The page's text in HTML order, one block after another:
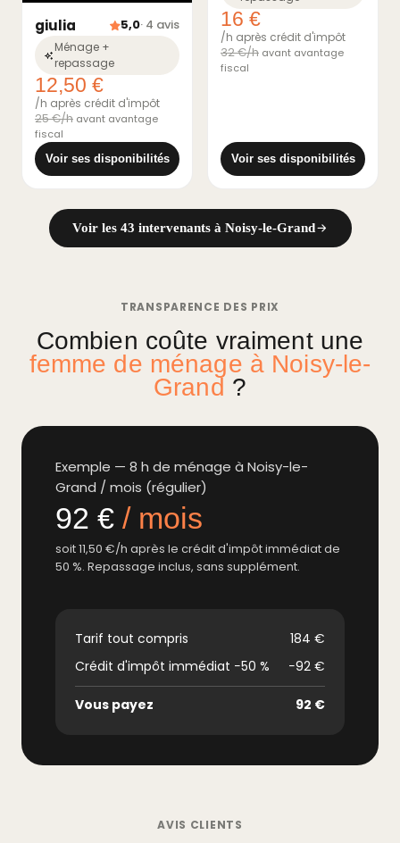
giulia 5,0· 4 avis
Ménage +
repassage
12,50 €
/h après crédit d'impôt
25 €/h avant avantage
fiscal
Voir ses disponibilités
16 €
/h après crédit d'impôt
32 €/h avant avantage
fiscal
Voir ses disponibilités
Voir les 43 intervenants à Noisy-le-Grand
TRANSPARENCE DES PRIX
Combien coûte vraiment une
femme de ménage à Noisy-le-
Grand ?
Exemple — 8 h de ménage à Noisy-le-
Grand / mois (régulier)
92 € / mois
soit 11,50 €/h après le crédit d'impôt immédiat de
50 %. Repassage inclus, sans supplément.
Tarif tout compris
184 €
Crédit d'impôt immédiat −50 %
−92 €
Vous payez 92 €
AVIS CLIENTS